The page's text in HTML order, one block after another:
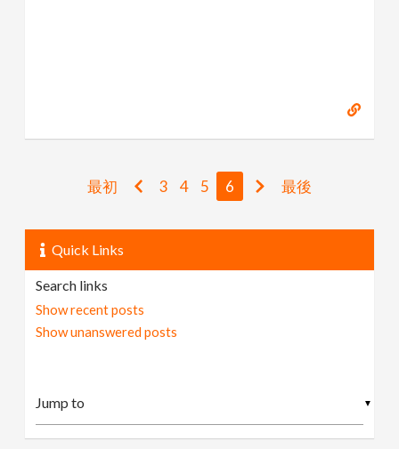
最初 3 4 5 6 最後
Quick Links
Search links
Show recent posts
Show unanswered posts
▼